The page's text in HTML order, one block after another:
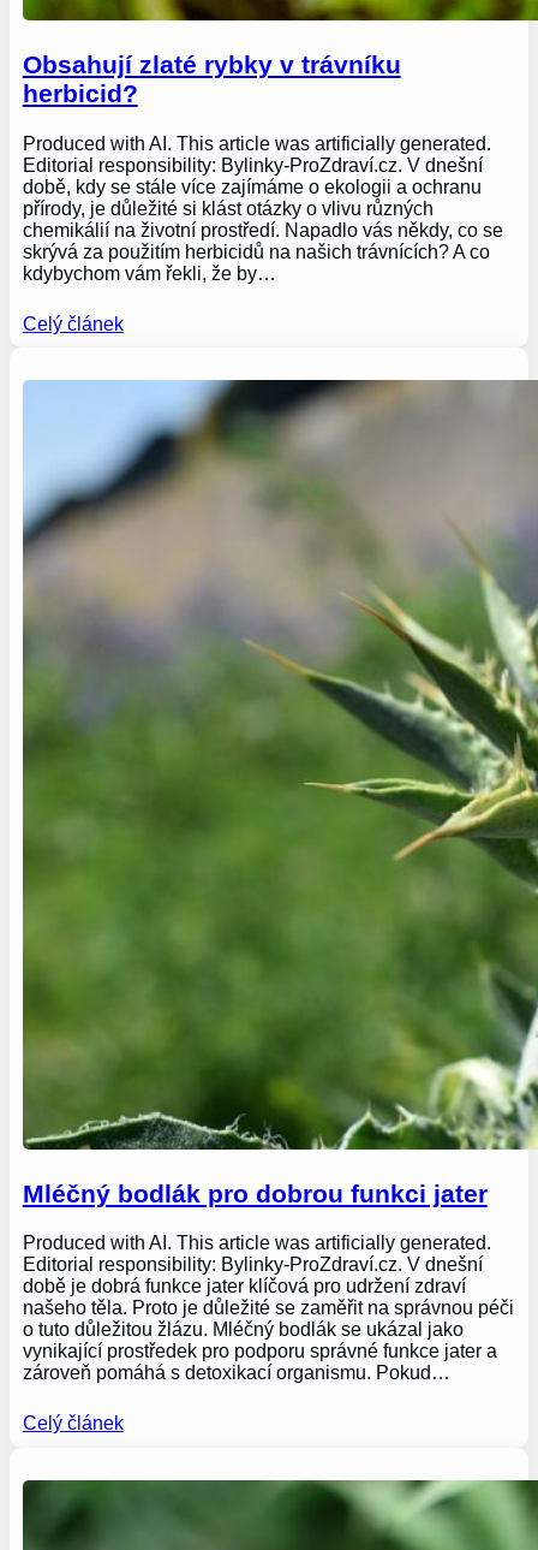
Obsahují zlaté rybky v trávníku
herbicid?
Produced with AI. This article was artificially generated.
Editorial responsibility: Bylinky-ProZdraví.cz. V dnešní
době, kdy se stále více zajímáme o ekologii a ochranu
přírody, je důležité si klást otázky o vlivu různých
chemikálií na životní prostředí. Napadlo vás někdy, co se
skrývá za použitím herbicidů na našich trávnících? A co
kdybychom vám řekli, že by…
Celý článek
Mléčný bodlák pro dobrou funkci jater
Produced with AI. This article was artificially generated.
Editorial responsibility: Bylinky-ProZdraví.cz. V dnešní
době je dobrá funkce jater klíčová pro udržení zdraví
našeho těla. Proto je důležité se zaměřit na správnou péči
o tuto důležitou žlázu. Mléčný bodlák se ukázal jako
vynikající prostředek pro podporu správné funkce jater a
zároveň pomáhá s detoxikací organismu. Pokud…
Celý článek